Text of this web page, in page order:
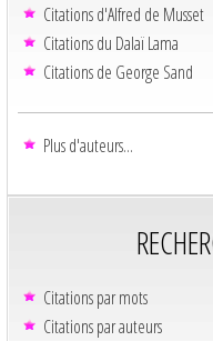
Citations d'Alfred de Musset
Citations du Dalaï Lama
Citations de George Sand
Plus d'auteurs...
Citations par mots
Citations par auteurs